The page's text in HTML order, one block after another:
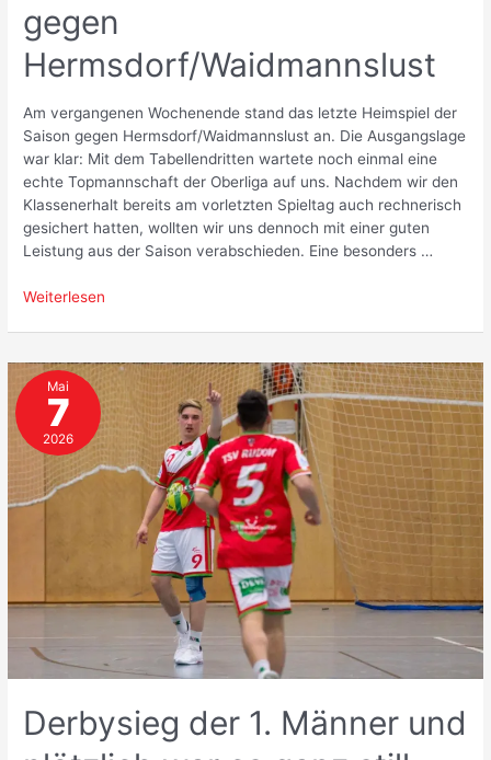
gegen
Hermsdorf/Waidmannslust
Am vergangenen Wochenende stand das letzte Heimspiel der
Saison gegen Hermsdorf/Waidmannslust an. Die Ausgangslage
war klar: Mit dem Tabellendritten wartete noch einmal eine
echte Topmannschaft der Oberliga auf uns. Nachdem wir den
Klassenerhalt bereits am vorletzten Spieltag auch rechnerisch
gesichert hatten, wollten wir uns dennoch mit einer guten
Leistung aus der Saison verabschieden. Eine besonders …
Bitteres
starker
Leistung:
36:37
gegen
Hermsdorf/Waidmannslust
Weiterlesen
Mai
7
2026
Derbysieg der 1. Männer und